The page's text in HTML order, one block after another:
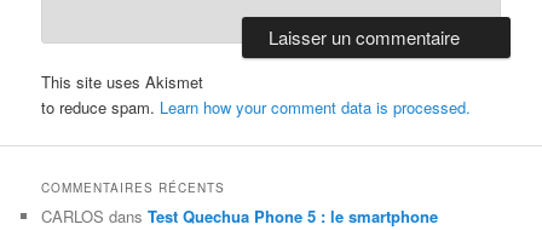
This site uses Akismet
to reduce spam. Learn how your comment data is processed.
COMMENTAIRES RÉCENTS
CARLOS dansTest Quechua Phone 5 : le smartphone